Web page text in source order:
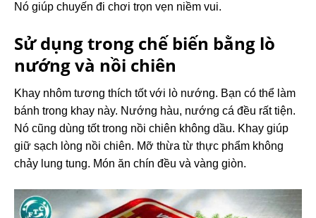
Nó giúp chuyến đi chơi trọn vẹn niềm vui.
Sử dụng trong chế biến bằng lò
nướng và nồi chiên
Khay nhôm tương thích tốt với lò nướng. Bạn có thể làm
bánh trong khay này. Nướng hàu, nướng cá đều rất tiện.
Nó cũng dùng tốt trong nồi chiên không dầu. Khay giúp
giữ sạch lòng nồi chiên. Mỡ thừa từ thực phẩm không
chảy lung tung. Món ăn chín đều và vàng giòn.